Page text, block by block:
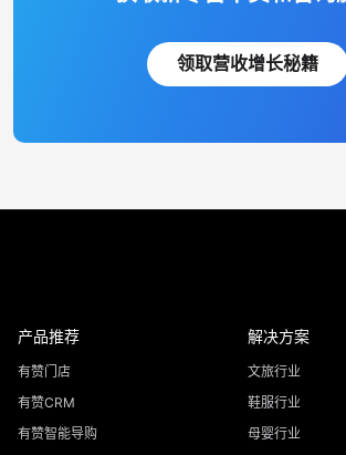
领取营收增长秘籍
产品推荐
有赞门店
有赞CRM
有赞智能导购
解决方案
文旅行业
鞋服行业
母婴行业